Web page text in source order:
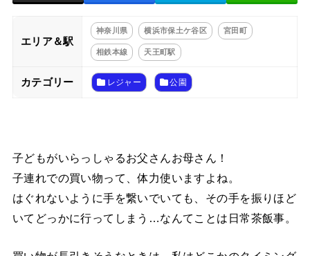
エリア＆駅
神奈川県 横浜市保土ケ谷区 宮田町
相鉄本線 天王町駅
カテゴリー レジャー 公園
子どもがいらっしゃるお父さんお母さん！
子連れでの買い物って、体力使いますよね。
はぐれないように手を繋いでいても、その手を振りほど
いてどっかに行ってしまう…なんてことは日常茶飯事。